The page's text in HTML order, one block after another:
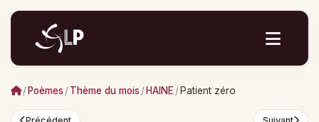
/ Poèmes /Thème du mois / HAINE / Patient zéro